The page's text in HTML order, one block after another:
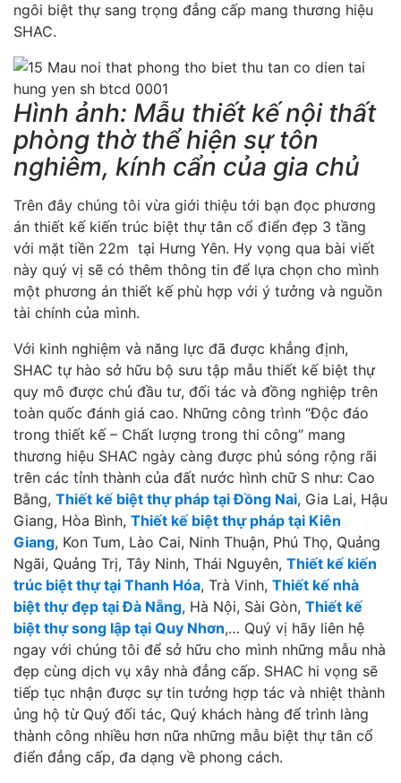
ngôi biệt thự sang trọng đẳng cấp mang thương hiệu
SHAC.
Hình ảnh: Mẫu thiết kế nội thất
phòng thờ thể hiện sự tôn
nghiêm, kính cẩn của gia chủ
Trên đây chúng tôi vừa giới thiệu tới bạn đọc phương
án thiết kế kiến trúc biệt thự tân cổ điển đẹp 3 tầng
với mặt tiền 22m tại Hưng Yên. Hy vọng qua bài viết
này quý vị sẽ có thêm thông tin để lựa chọn cho mình
một phương án thiết kế phù hợp với ý tưởng và nguồn
tài chính của mình.
Với kinh nghiệm và năng lực đã được khẳng định,
SHAC tự hào sở hữu bộ sưu tập mẫu thiết kế biệt thự
quy mô được chủ đầu tư, đối tác và đồng nghiệp trên
toàn quốc đánh giá cao. Những công trình “Độc đáo
trong thiết kế – Chất lượng trong thi công” mang
thương hiệu SHAC ngày càng được phủ sóng rộng rãi
trên các tỉnh thành của đất nước hình chữ S như: Cao
Bằng, Thiết kế biệt thự pháp tại Đồng Nai, Gia Lai, Hậu
Giang, Hòa Bình, Thiết kế biệt thự pháp tại Kiên
Giang, Kon Tum, Lào Cai, Ninh Thuận, Phú Thọ, Quảng
Ngãi, Quảng Trị, Tây Ninh, Thái Nguyên, Thiết kế kiến
trúc biệt thự tại Thanh Hóa, Trà Vinh, Thiết kế nhà
biệt thự đẹp tại Đà Nẵng, Hà Nội, Sài Gòn, Thiết kế
biệt thự song lập tại Quy Nhơn,… Quý vị hãy liên hệ
ngay với chúng tôi để sở hữu cho mình những mẫu nhà
đẹp cùng dịch vụ xây nhà đẳng cấp. SHAC hi vọng sẽ
tiếp tục nhận được sự tin tưởng hợp tác và nhiệt thành
ủng hộ từ Quý đối tác, Quý khách hàng để trình làng
thành công nhiều hơn nữa những mẫu biệt thự tân cổ
điển đẳng cấp, đa dạng về phong cách.